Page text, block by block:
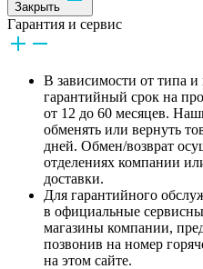
Закрыть
Гарантия и сервис
В зависимости от типа и
гарантийный срок на
от 12 до 60 месяцев.
обменять или вернуть
дней. Обмен/возврат
отделениях компании
доставки.
Для гарантийного
в официальные
магазины компании,
позвонив на номер
на этом сайте.